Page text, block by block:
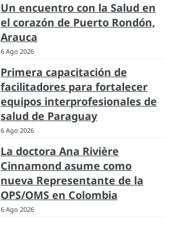
Un encuentro con la Salud en
el corazón de Puerto Rondón,
Arauca
6 Ago 2026
Primera capacitación de
facilitadores para fortalecer
equipos interprofesionales de
salud de Paraguay
6 Ago 2026
La doctora Ana Rivière
Cinnamond asume como
nueva Representante de la
OPS/OMS en Colombia
6 Ago 2026